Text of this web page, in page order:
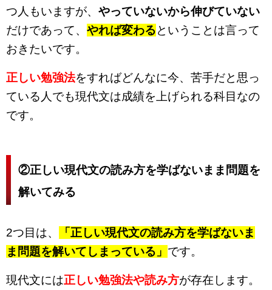
つ人もいますが、 やっていないから伸びていない
だけであって、 やれば変わるということは言って
おきたいです。
正しい勉強法をすればどんなに今、苦手だと思っ
ている人でも現代文は成績を上げられる科目なの
です。
②正しい現代文の読み方を学ばないまま問題を
解いてみる
2つ目は、
「正しい現代文の読み方を学ばないま
ま問題を解いてしまっている」 です。
現代文には正しい勉強法や読み方が存在します。